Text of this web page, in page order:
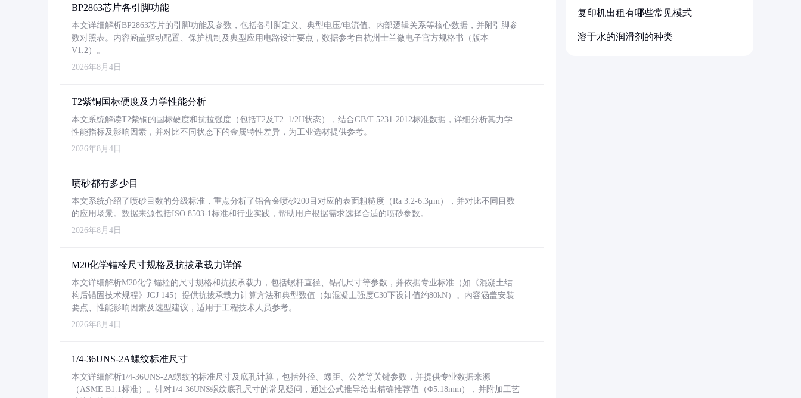
BP2863芯片各引脚功能
本文详细解析BP2863芯片的引脚功能及参数，包括各引脚定义、典型电压/电流值、内部逻辑关系等核心数据，并附引脚参
数对照表。内容涵盖驱动配置、保护机制及典型应用电路设计要点，数据参考自杭州士兰微电子官方规格书（版本
V1.2）。
2026年8月4日
T2紫铜国标硬度及力学性能分析
本文系统解读T2紫铜的国标硬度和抗拉强度（包括T2及T2_1/2H状态），结合GB/T 5231-2012标准数据，详细分析其力学
性能指标及影响因素，并对比不同状态下的金属特性差异，为工业选材提供参考。
2026年8月4日
喷砂都有多少目
本文系统介绍了喷砂目数的分级标准，重点分析了铝合金喷砂200目对应的表面粗糙度（Ra 3.2-6.3μm），并对比不同目数
的应用场景。数据来源包括ISO 8503-1标准和行业实践，帮助用户根据需求选择合适的喷砂参数。
2026年8月4日
M20化学锚栓尺寸规格及抗拔承载力详解
本文详细解析M20化学锚栓的尺寸规格和抗拔承载力，包括螺杆直径、钻孔尺寸等参数，并依据专业标准（如《混凝土结
构后锚固技术规程》JGJ 145）提供抗拔承载力计算方法和典型数值（如混凝土强度C30下设计值约80kN）。内容涵盖安装
要点、性能影响因素及选型建议，适用于工程技术人员参考。
2026年8月4日
1/4-36UNS-2A螺纹标准尺寸
本文详细解析1/4-36UNS-2A螺纹的标准尺寸及底孔计算，包括外径、螺距、公差等关键参数，并提供专业数据来源
（ASME B1.1标准）。针对1/4-36UNS螺纹底孔尺寸的常见疑问，通过公式推导给出精确推荐值（Φ5.18mm），并附加工艺
复印机出租有哪些常见模式
溶于水的润滑剂的种类